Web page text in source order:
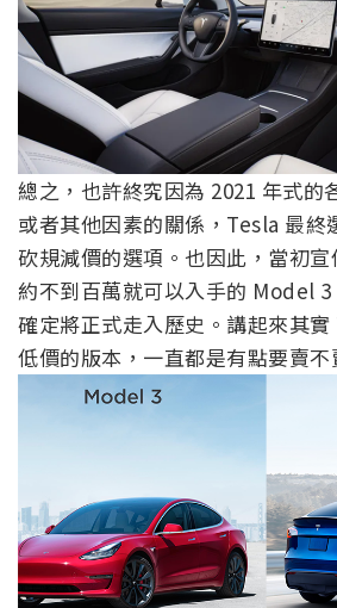
總之，也許終究因為 2021 年式的
或者其他因素的關係，Tesla 最終
砍規減價的選項。也因此，當初
約不到百萬就可以入手的 Model
確定將正式走入歷史。講起來其
低價的版本，一直都是有點要賣